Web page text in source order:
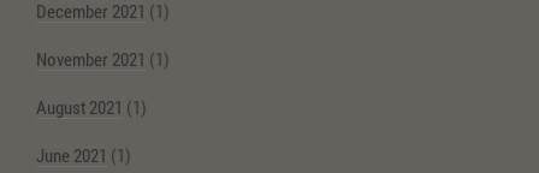
December 2021 (1)
November 2021 (1)
August 2021 (1)
June 2021 (1)